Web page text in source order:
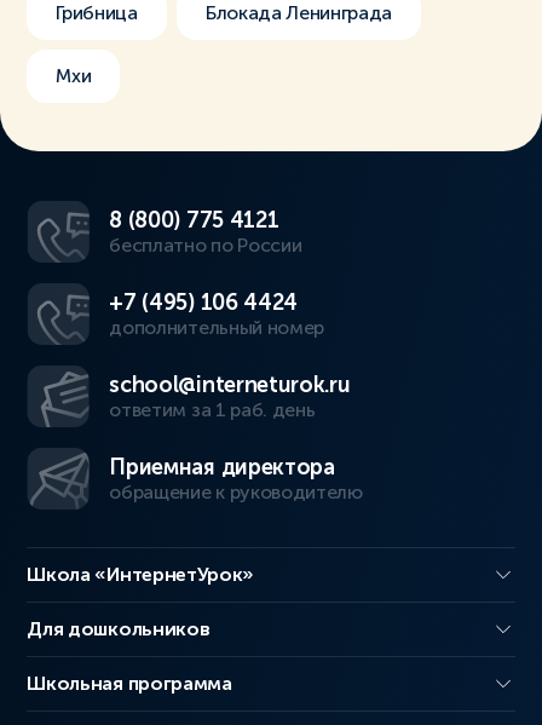
Грибница Блокада Ленинграда
Мхи
8 (800) 775 4121
бесплатно по России
+7 (495) 106 4424
дополнительный номер
school@interneturok.ru
ответим за 1 раб. день
Приемная директора
обращение к руководителю
Школа «ИнтернетУрок»
Для дошкольников
Школьная программа